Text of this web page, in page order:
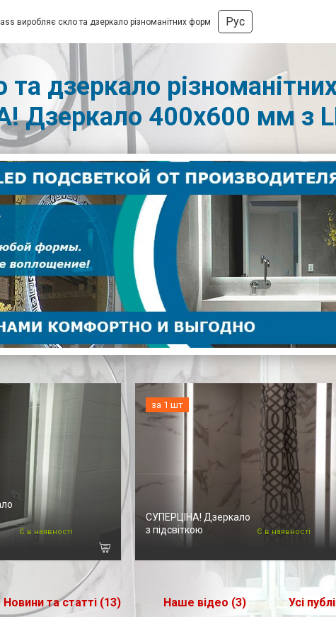
виробляє скло та дзеркало різноманітних форм Рус
та дзеркало
Дзеркало 400х600 мм з
Є в наявності
за 1 шт
СУПЕРЦІНА! Дзеркало
з підсвіткою
Є в наявності
Новини та статті (13) Наше відео (3) Усі